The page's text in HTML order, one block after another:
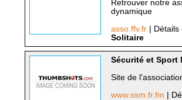
Retrouver notre
dynamique
asso.ffv.fr
|
Solitaire
Sécurité et Sport
Site de
www.ssm.fr.fm
|